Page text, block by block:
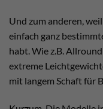
Und zum anderen,
einfach ganz
habt. Wie z.B.
extreme
mit langem Schaft für